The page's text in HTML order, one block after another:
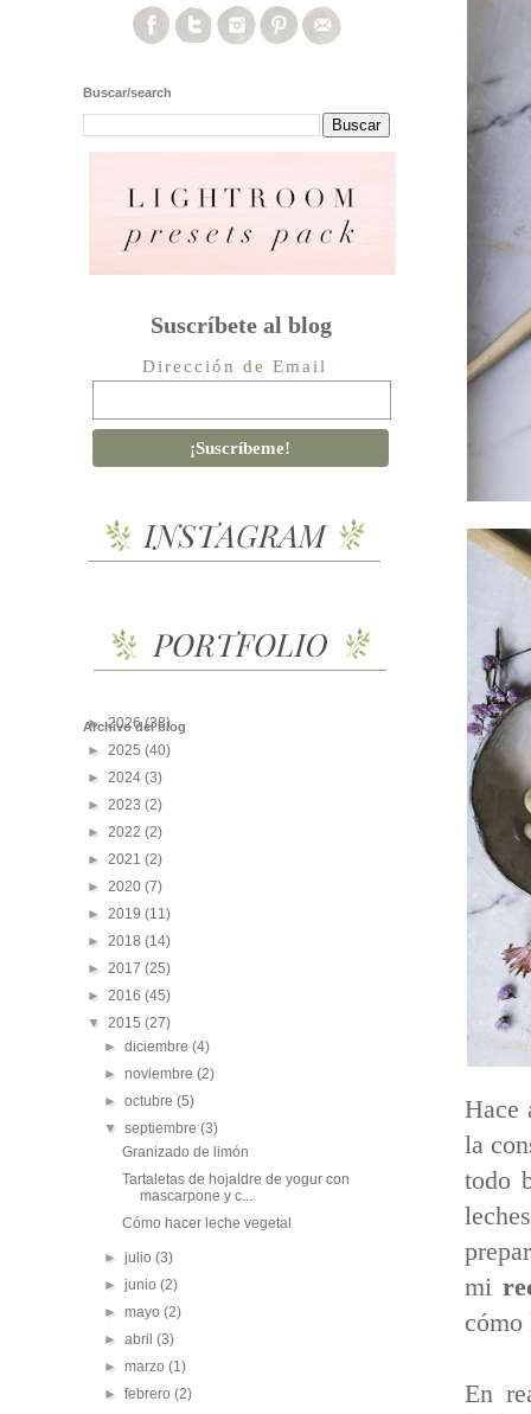
Hace
la
todo
mi
cómo
En
Buscar/search
Suscríbete al blog
Dirección de Email
Archivo del blog
►2026(38)
► 2025 (40)
► 2024 (3)
► 2023 (2)
► 2022 (2)
► 2021 (2)
► 2020 (7)
► 2019 (11)
► 2018 (14)
► 2017 (25)
► 2016 (45)
▼ 2015 (27)
►diciembre(4)
►noviembre(2)
►octubre(5)
▼septiembre(3)
Granizado de limón
Tartaletas de hojaldre de yogur con
mascarpone y c...
Cómo hacer leche vegetal
►julio(3)
►junio(2)
►mayo(2)
►abril(3)
►marzo(1)
►febrero(2)